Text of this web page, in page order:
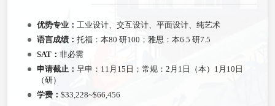
优势专业： 工业设计、交互设计、平面设计、纯艺术
语言成绩： 托福：本80 研100；雅思：本6.5 研7.5
SAT： 非必需
申请截止： 早申：11月15日；常规：2月1日（本）1月10日
（研）
学费： $33,228~$66,456